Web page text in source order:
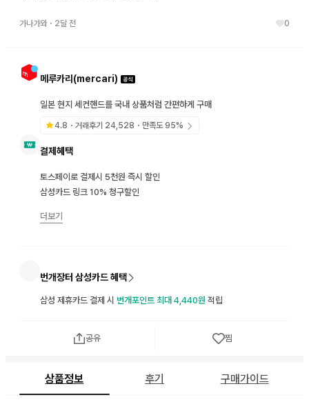
가나가와・ 2달 전 0
메루카리(mercari)
일본 현지 세컨핸드를 국내 상품처럼 간편하게 구매
4.8 ・거래후기 24,528 ・만족도95%
결제혜택
토스페이로 결제시 5천원 즉시 할인
삼성카드 링크 10% 청구할인
더보기
번개장터 삼성카드 혜택
삼성 제휴카드 결제 시 번개포인트 최대 4,440원 적립
공유 찜
상품정보 후기 구매가이드